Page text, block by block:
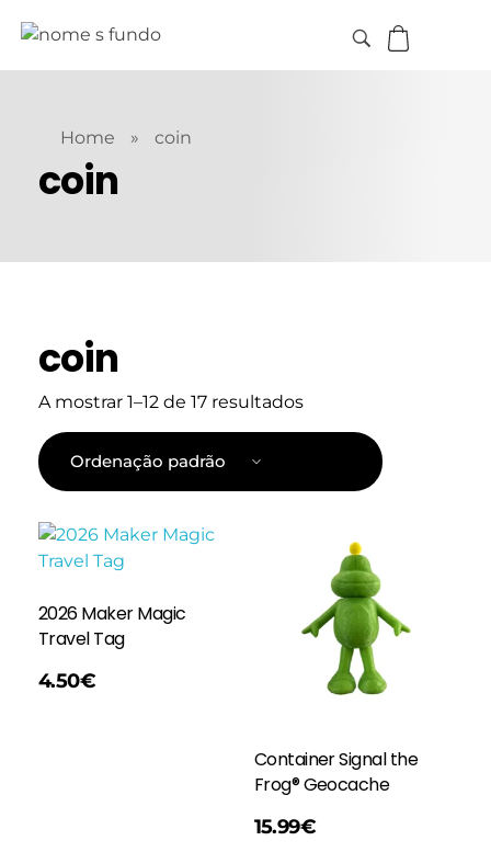
Home » coin
coin
coin
A mostrar 1–12 de 17 resultados
2026 Maker Magic
Travel Tag
4.50€
Container Signal the
Frog® Geocache
15.99€